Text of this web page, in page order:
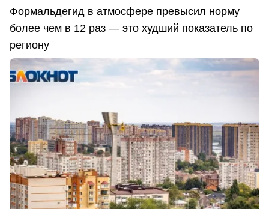
Формальдегид в атмосфере превысил норму
более чем в 12 раз — это худший показатель по
региону